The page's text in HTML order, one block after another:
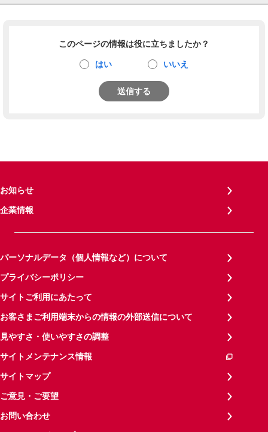
このページの情報は役に立ちましたか？
はい いいえ
送信する
お知らせ
企業情報
パーソナルデータ（個人情報など）について
プライバシーポリシー
サイトご利用にあたって
お客さまご利用端末からの情報の外部送信について
見やすさ・使いやすさの調整
サイトメンテナンス情報
サイトマップ
ご意見・ご要望
お問い合わせ